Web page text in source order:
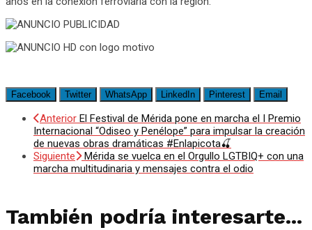
Facebook Twitter WhatsApp LinkedIn Pinterest Email
Anterior El Festival de Mérida pone en marcha el I Premio
Internacional “Odiseo y Penélope” para impulsar la creación
de nuevas obras dramáticas #Enlapicota🍒
Siguiente
Mérida se vuelca en el Orgullo LGTBIQ+ con una
marcha multitudinaria y mensajes contra el odio
También podría interesarte...